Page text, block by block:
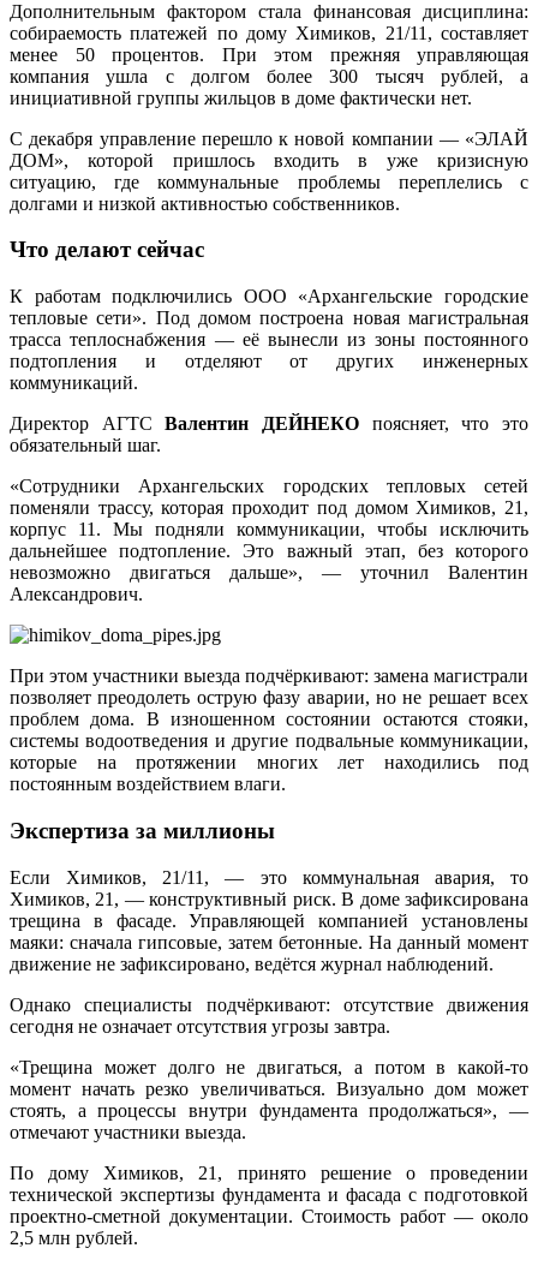
Дополнительным фактором стала финансовая дисциплина:
собираемость платежей по дому Химиков, 21/11, составляет
менее 50 процентов. При этом прежняя управляющая
компания ушла с долгом более 300 тысяч рублей, а
инициативной группы жильцов в доме фактически нет.
С декабря управление перешло к новой компании — «ЭЛАЙ
ДОМ», которой пришлось входить в уже кризисную
ситуацию, где коммунальные проблемы переплелись с
долгами и низкой активностью собственников.
Что делают сейчас
К работам подключились ООО «Архангельские городские
тепловые сети». Под домом построена новая магистральная
трасса теплоснабжения — её вынесли из зоны постоянного
подтопления и отделяют от других инженерных
коммуникаций.
Директор АГТСВалентин ДЕЙНЕКО поясняет, что это
обязательный шаг.
«Сотрудники Архангельских городских тепловых сетей
поменяли трассу, которая проходит под домом Химиков, 21,
корпус 11. Мы подняли коммуникации, чтобы исключить
дальнейшее подтопление. Это важный этап, без которого
невозможно двигаться дальше», — уточнил Валентин
Александрович.
При этом участники выезда подчёркивают: замена магистрали
позволяет преодолеть острую фазу аварии, но не решает всех
проблем дома. В изношенном состоянии остаются стояки,
системы водоотведения и другие подвальные коммуникации,
которые на протяжении многих лет находились под
постоянным воздействием влаги.
Экспертиза за миллионы
Если Химиков, 21/11, — это коммунальная авария, то
Химиков, 21, — конструктивный риск. В доме зафиксирована
трещина в фасаде. Управляющей компанией установлены
маяки: сначала гипсовые, затем бетонные. На данный момент
движение не зафиксировано, ведётся журнал наблюдений.
Однако специалисты подчёркивают: отсутствие движения
сегодня не означает отсутствия угрозы завтра.
«Трещина может долго не двигаться, а потом в какой-то
момент начать резко увеличиваться. Визуально дом может
стоять, а процессы внутри фундамента продолжаться», —
отмечают участники выезда.
По дому Химиков, 21, принято решение о проведении
технической экспертизы фундамента и фасада с подготовкой
проектно-сметной документации. Стоимость работ — около
2,5 млн рублей.